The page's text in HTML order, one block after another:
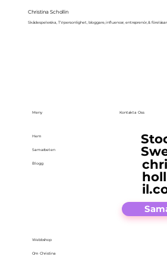
Christina Schollin
Skådespelerska, TV-personlighet, bloggare, influencer, entreprenör, &
Meny
Hem
Samarbeten
Blogg
Webbshop
Om Christina
Kontakta Oss